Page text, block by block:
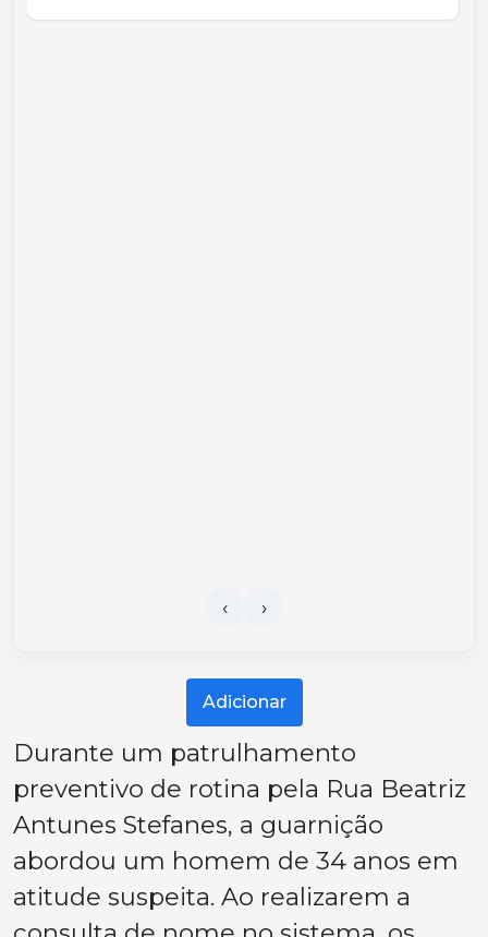
Adicionar
Durante um patrulhamento
preventivo de rotina pela Rua Beatriz
Antunes Stefanes, a guarnição
abordou um homem de 34 anos em
atitude suspeita. Ao realizarem a